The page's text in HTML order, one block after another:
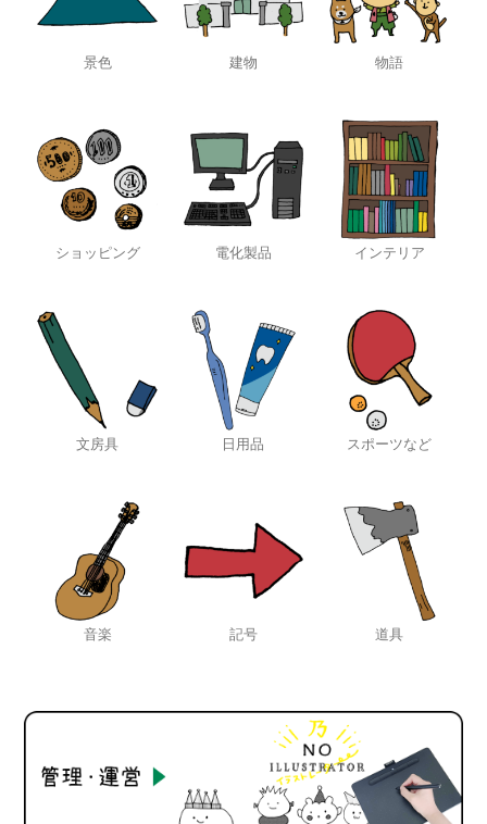
景色 建物 物語
ショッピング 電化製品 インテリア
文房具 日用品 スポーツなど
音楽 記号 道具